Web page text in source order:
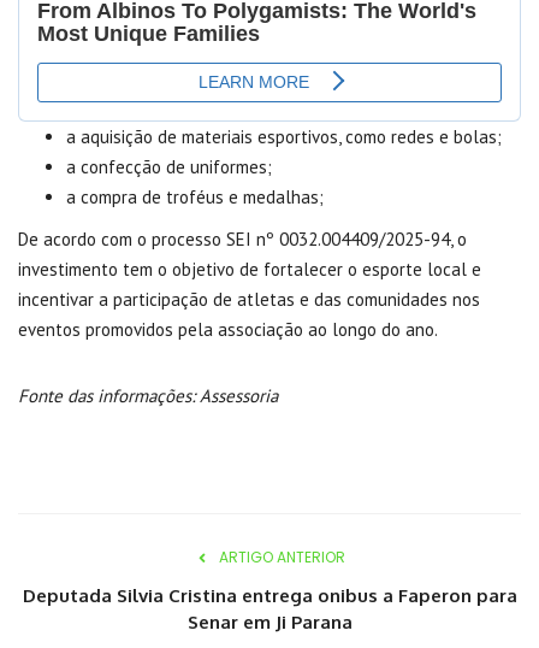
a aquisição de materiais esportivos, como redes e bolas;
a confecção de uniformes;
a compra de troféus e medalhas;
De acordo com o processo SEI nº 0032.004409/2025-94, o
investimento tem o objetivo de fortalecer o esporte local e
incentivar a participação de atletas e das comunidades nos
eventos promovidos pela associação ao longo do ano.
Fonte das informações: Assessoria
ARTIGO ANTERIOR
Deputada Silvia Cristina entrega onibus a Faperon para
Senar em Ji Parana